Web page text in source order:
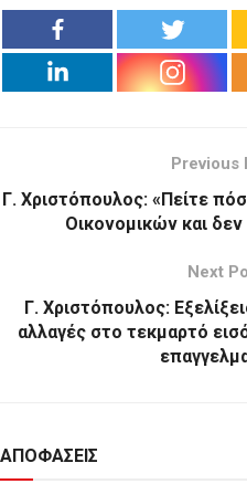
Previous
Γ. Χριστόπουλος: «Πείτε
Οικονομικών και δεν
Next
Γ. Χριστόπουλος:
αλλαγές στο τεκμαρτό
ΑΠΟΦΑΣΕΙΣ